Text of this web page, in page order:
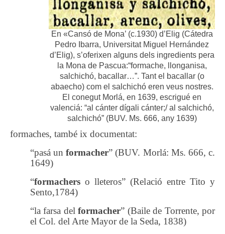
En «Cansó de Mona’ (c.1930) d’Elig (Cátedra
Pedro Ibarra, Universitat Miguel Hernández
d’Elig), s’oferixen alguns dels ingredients pera
la Mona de Pascua:“formache, llonganisa,
salchichó, bacallar…”. Tant el bacallar (o
abaecho) com el salchichó eren veus nostres.
El conegut Morlá, en 1639, escrigué en
valenciá: “al cánter dígali cánter;/ al salchichó,
salchichó” (BUV. Ms. 666, any 1639)
formaches, també ix documentat:
“pasá unformacher” (BUV. Morlá: Ms. 666, c.
1649)
“formachers o lleteros” (Relació entre Tito y
Sento,1784)
“la farsa delformacher” (Baile de Torrente, por
el Col. del Arte Mayor de la Seda, 1838)